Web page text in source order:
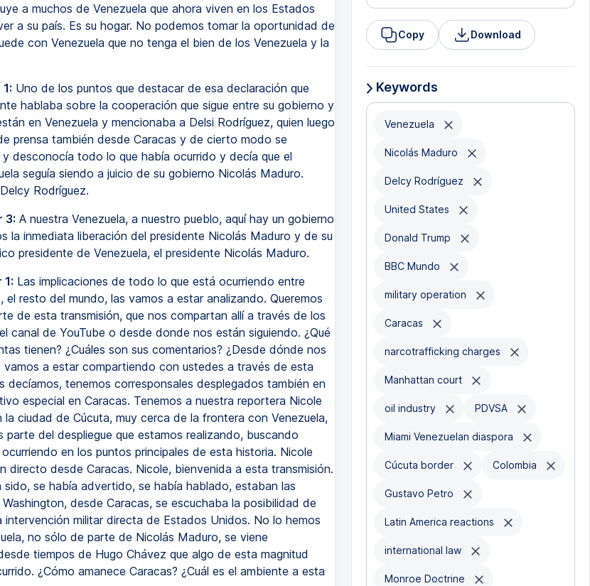
a muchos de Venezuela que ahora viven en los Estados
a su país. Es su hogar. No podemos tomar la oportunidad de
con Venezuela que no tenga el bien de los Venezuela y la
Uno de los puntos que destacar de esa declaración que
hablaba sobre la cooperación que sigue entre su gobierno y
en Venezuela y mencionaba a Delsi Rodríguez, quien luego
prensa también desde Caracas y de cierto modo se
desconocía todo lo que había ocurrido y decía que el
seguía siendo a juicio de su gobierno Nicolás Maduro.
Rodríguez.
3: A nuestra Venezuela, a nuestro pueblo, aquí hay un gobierno
la inmediata liberación del presidente Nicolás Maduro y de su
presidente de Venezuela, el presidente Nicolás Maduro.
Las implicaciones de todo lo que está ocurriendo entre
el resto del mundo, las vamos a estar analizando. Queremos
de esta transmisión, que nos compartan allí a través de los
canal de YouTube o desde donde nos están siguiendo. ¿Qué
tienen? ¿Cuáles son sus comentarios? ¿Desde dónde nos
vamos a estar compartiendo con ustedes a través de esta
decíamos, tenemos corresponsales desplegados también en
especial en Caracas. Tenemos a nuestra reportera Nicole
la ciudad de Cúcuta, muy cerca de la frontera con Venezuela,
parte del despliegue que estamos realizando, buscando
en los puntos principales de esta historia. Nicole
directo desde Caracas. Nicole, bienvenida a esta transmisión.
sido, se había advertido, se había hablado, estaban las
desde Caracas, se escuchaba la posibilidad de
intervención militar directa de Estados Unidos. No lo hemos
no sólo de parte de Nicolás Maduro, se viene
tiempos de Hugo Chávez que algo de esta magnitud
¿Cómo amanece Caracas? ¿Cuál es el ambiente a esta
Copy Download
Keywords
Venezuela
Nicolás Maduro
Delcy Rodríguez
United States
Donald Trump
BBC Mundo
military operation
Caracas
narcotrafficking charges
Manhattan court
oil industry PDVSA
Miami Venezuelan diaspora
Cúcuta border Colombia
Gustavo Petro
Latin America reactions
international law
Monroe Doctrine